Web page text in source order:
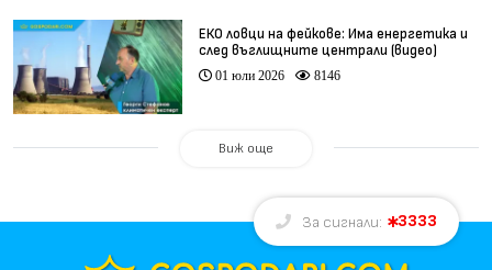
ЕКО ловци на фейкове: Има енергетика и
след въглищните централи (видео)
01 юли 2026 8146
Виж още
За сигнали: 3333